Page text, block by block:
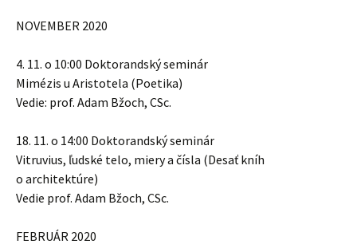
NOVEMBER 2020
4. 11. o 10:00 Doktorandský seminár
Mimézis u Aristotela (Poetika)
Vedie: prof. Adam Bžoch, CSc.
18. 11. o 14:00 Doktorandský seminár
Vitruvius, ľudské telo, miery a čísla (Desať kníh
o architektúre)
Vedie prof. Adam Bžoch, CSc.
FEBRUÁR 2020